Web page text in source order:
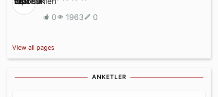
0 1963 0
View all pages
ANKETLER